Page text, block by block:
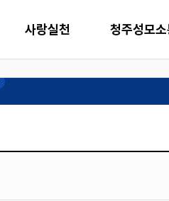
사랑실천 청주성모